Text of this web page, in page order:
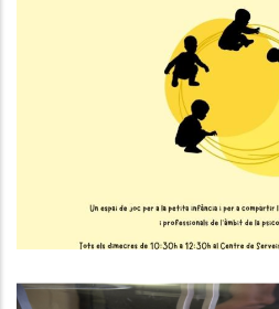
L’Espai De Criança
Edició A Les
Educació
S.